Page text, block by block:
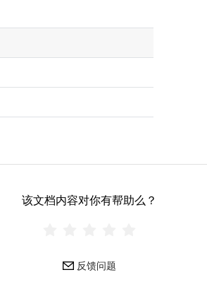
该文档内容对你有帮助么？
反馈问题